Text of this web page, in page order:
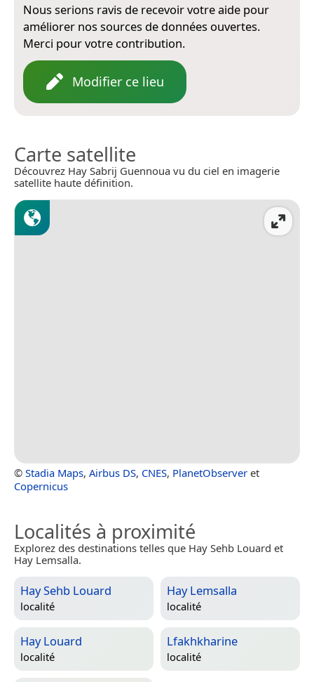
Nous serions ravis de recevoir votre aide pour
améliorer nos sources de données ouvertes.
Merci pour votre contribution.
Modifier ce lieu
Carte satellite
Découvrez Hay Sabrij Guennoua vu du ciel en imagerie
satellite haute définition.
© Stadia Maps, Airbus DS, CNES, PlanetObserver et
Copernicus
Localités à proximité
Explorez des destinations telles que Hay Sehb Louard et
Hay Lemsalla.
Hay Sehb Louard
localité
Hay Lemsalla
localité
Hay Louard
localité
Lfakhkharine
localité